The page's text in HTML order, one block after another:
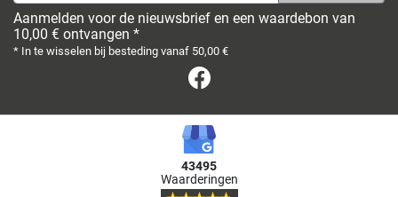
Aanmelden voor de nieuwsbrief en een waardebon van
10,00 € ontvangen *
* In te wisselen bij besteding vanaf 50,00 €
43495
Waarderingen